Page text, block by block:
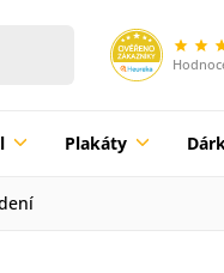
Plakáty